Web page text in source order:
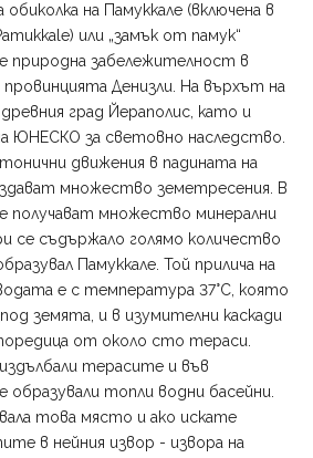
обиколка на Памуккале (включена в
или „замък от памук“
природна забележителност в
провинцията Денизли. На върхът на
град Йераполис, като и
ЮНЕСКО за световно наследство.
движения в падината на
множество земетресения. В
получават множество минерални
се съдържало голямо количество
Памуккале. Той прилича на
е с температура 37°C, която
земята, и в изумителни каскади
от около сто тераси.
терасите и във
топли водни басейни.
това място и ако искате
в нейния извор - извора на